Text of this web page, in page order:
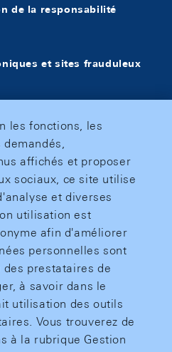
de la responsabilité
et sites frauduleux
les fonctions, les
affichés et proposer
sociaux, ce site utilise
et diverses
utilisation est
afin d'améliorer
personnelles sont
prestataires de
à savoir dans le
utilisation des outils
Vous trouverez de
à la rubrique Gestion